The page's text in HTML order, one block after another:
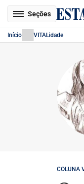
Seções
Início VITALidade
COLUNA